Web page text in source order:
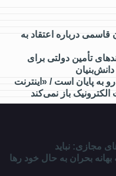
درباره اعتقاد به
تأمین دولتی برای
پایان است / «اینترنت
باز نمی‌کند
مجازی: نباید
بحران به حال خود رها